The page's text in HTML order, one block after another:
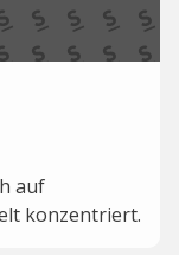
auf
konzentriert.